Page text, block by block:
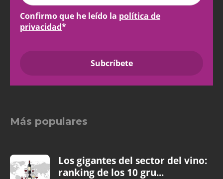
Confirmo que he leído la política de
privacidad*
Más populares
Los gigantes del sector del vino:
ranking de los 10 gru...